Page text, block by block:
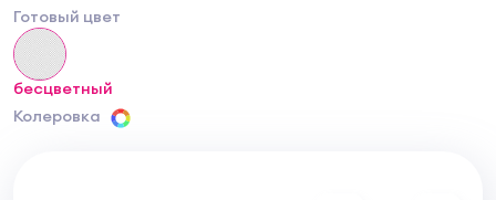
Готовый цвет
бесцветный
Колеровка